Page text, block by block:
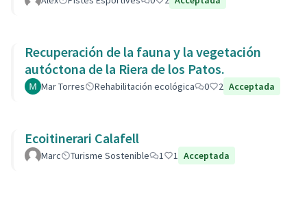
Recuperación de la fauna y la vegetación
autóctona de la Riera de los Patos.
Mar Torres Rehabilitación ecológica 0 2 Acceptada
Ecoitinerari Calafell
Marc Turisme Sostenible 1 1 Acceptada